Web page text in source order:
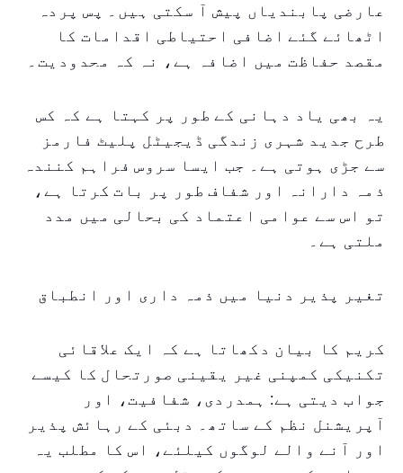
عارضی پابندیاں پیش آ سکتی ہیں۔ پس پردہ
اٹھائے گئے اضافی احتیاطی اقدامات کا
مقصد حفاظت میں اضافہ ہے، نہ کہ محدودیت۔
یہ بھی یاد دہانی کے طور پر کہتا ہے کہ کس
طرح جدید شہری زندگی ڈیجیٹل پلیٹ فارمز
سے جڑی ہوتی ہے۔ جب ایسا سروس فراہم کنندہ
ذمہ دارانہ اور شفاف طور پر بات کرتا ہے،
تو اس سے عوامی اعتماد کی بحالی میں مدد
ملتی ہے۔
تغیر پذیر دنیا میں ذمہ داری اور انطباق
کریم کا بیان دکھاتا ہے کہ ایک علاقائی
تکنیکی کمپنی غیر یقینی صورتحال کا کیسے
جواب دیتی ہے: ہمدردی، شفافیت، اور
آپریشنل نظم کے ساتھ۔ دبئی کے رہائش پذیر
اور آنے والے لوگوں کیلئے، اس کا مطلب یہ